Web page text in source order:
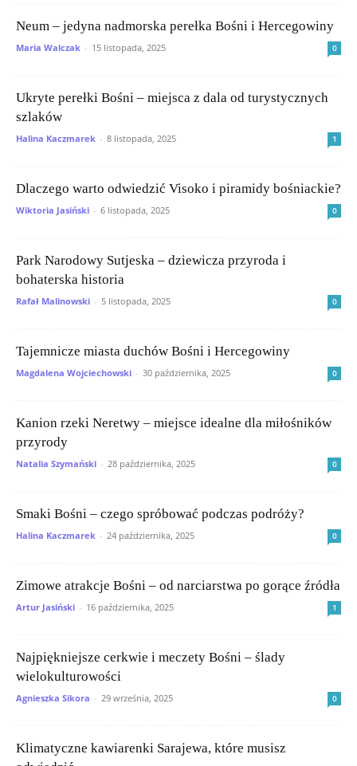
Neum – jedyna nadmorska perełka Bośni i Hercegowiny
Maria Walczak - 15 listopada, 2025 0
Ukryte perełki Bośni – miejsca z dala od turystycznych
szlaków
Halina Kaczmarek - 8 listopada, 2025 1
Dlaczego warto odwiedzić Visoko i piramidy bośniackie?
Wiktoria Jasiński - 6 listopada, 2025 0
Park Narodowy Sutjeska – dziewicza przyroda i
bohaterska historia
Rafał Malinowski - 5 listopada, 2025 0
Tajemnicze miasta duchów Bośni i Hercegowiny
Magdalena Wojciechowski - 30 października, 2025 0
Kanion rzeki Neretwy – miejsce idealne dla miłośników
przyrody
Natalia Szymański - 28 października, 2025 0
Smaki Bośni – czego spróbować podczas podróży?
Halina Kaczmarek - 24 października, 2025 0
Zimowe atrakcje Bośni – od narciarstwa po gorące źródła
Artur Jasiński - 16 października, 2025 1
Najpiękniejsze cerkwie i meczety Bośni – ślady
wielokulturowości
Agnieszka Sikora - 29 września, 2025 0
Klimatyczne kawiarenki Sarajewa, które musisz